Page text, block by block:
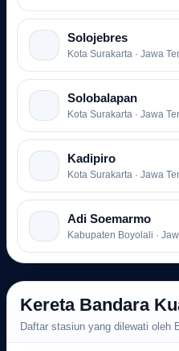
Solojebres
Kota Surakarta · Jawa
Solobalapan
Kota Surakarta · Jawa
Kadipiro
Kota Surakarta · Jawa
Adi Soemarmo
Kabupaten Boyolali ·
Kereta Bandara
Daftar stasiun yang dilewati oleh